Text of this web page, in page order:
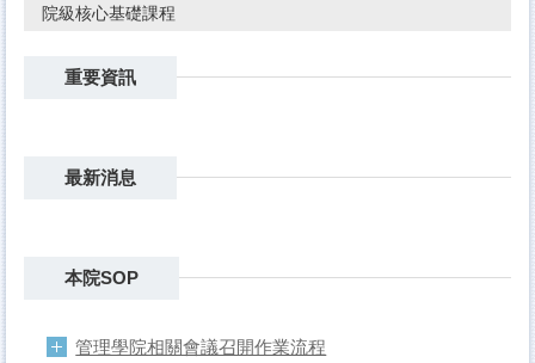
院級核心基礎課程
重要資訊
最新消息
本院SOP
管理學院相關會議召開作業流程